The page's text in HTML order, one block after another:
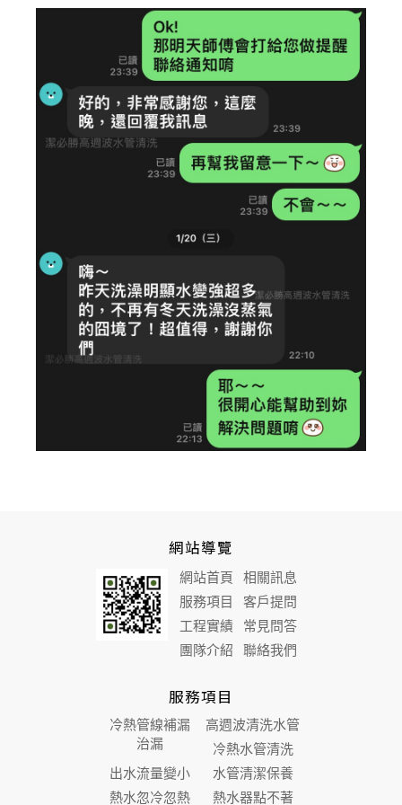
網站導覽
網站首頁
相關訊息
服務項目
客戶提問
工程實績
常見問答
團隊介紹
聯絡我們
服務項目
冷熱管線補漏
治漏
高週波清洗水管
冷熱水管清洗
出水流量變小
水管清潔保養
熱水忽冷忽熱
熱水器點不著